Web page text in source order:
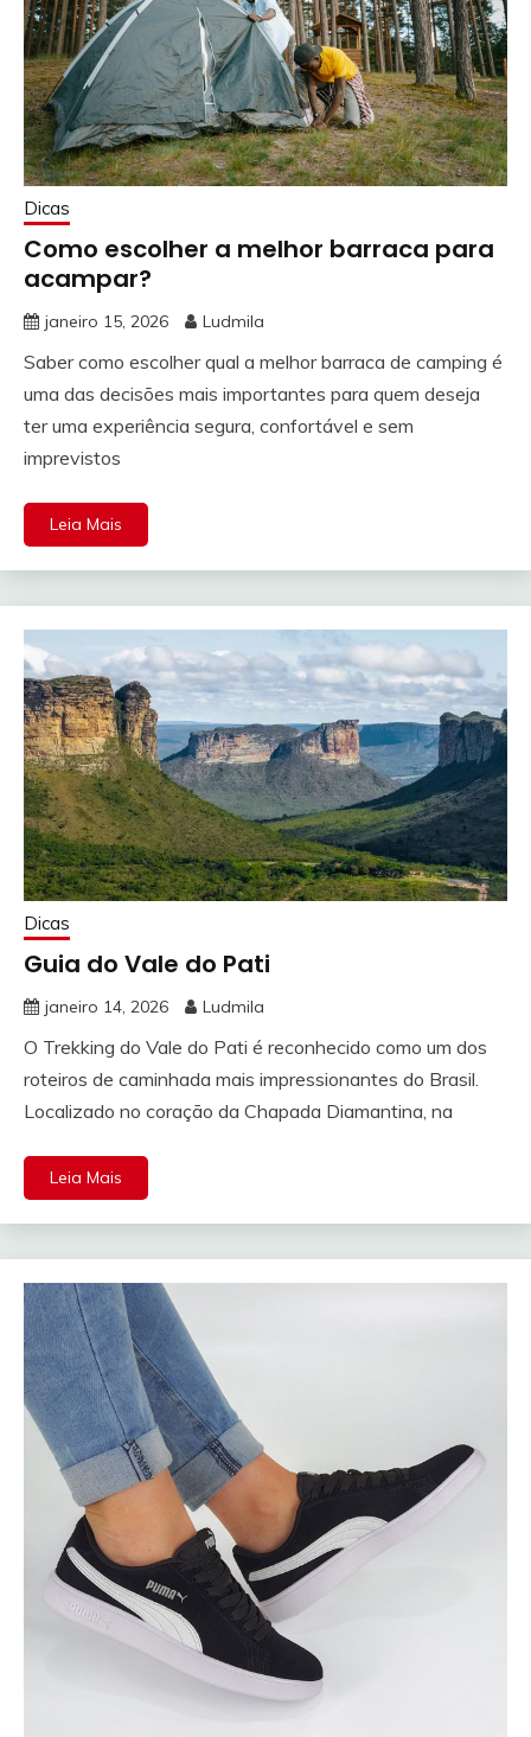
Dicas
Como escolher a melhor barraca para
acampar?
janeiro 15, 2026 Ludmila
Saber como escolher qual a melhor barraca de camping é
uma das decisões mais importantes para quem deseja
ter uma experiência segura, confortável e sem
imprevistos
Leia Mais
Dicas
Guia do Vale do Pati
janeiro 14, 2026 Ludmila
O Trekking do Vale do Pati é reconhecido como um dos
roteiros de caminhada mais impressionantes do Brasil.
Localizado no coração da Chapada Diamantina, na
Leia Mais